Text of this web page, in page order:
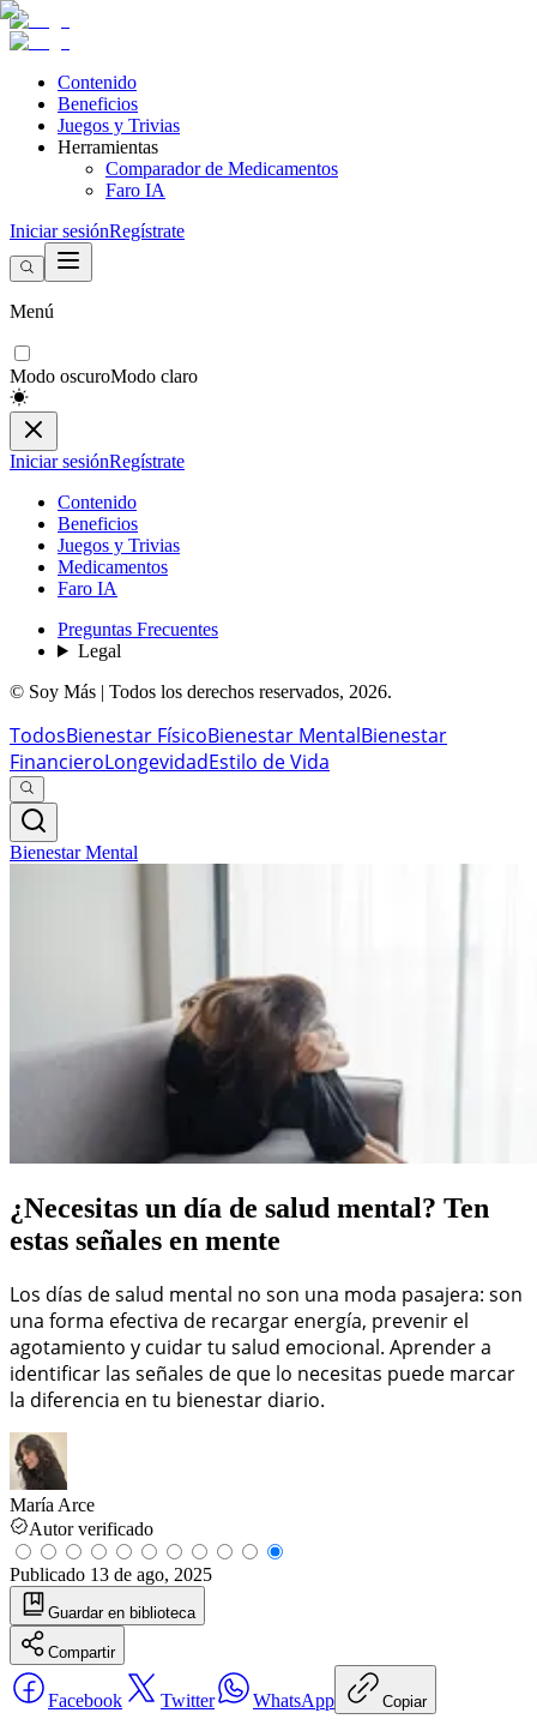
Contenido
Beneficios
Juegos y Trivias
Herramientas
Comparador de Medicamentos
Faro IA
Iniciar sesiónRegístrate
Menú
Modo oscuroModo claro
Iniciar sesiónRegístrate
Contenido
Beneficios
Juegos y Trivias
Medicamentos
Faro IA
Preguntas Frecuentes
Legal
© Soy Más | Todos los derechos reservados, 2026.
TodosBienestar FísicoBienestar MentalBienestar
FinancieroLongevidadEstilo de Vida
Bienestar Mental
¿Necesitas un día de salud mental? Ten
estas señales en mente
Los días de salud mental no son una moda pasajera: son
una forma efectiva de recargar energía, prevenir el
agotamiento y cuidar tu salud emocional. Aprender a
identificar las señales de que lo necesitas puede marcar
la diferencia en tu bienestar diario.
María Arce
Autor verificado
Publicado 13 de ago, 2025
Guardar en biblioteca
Compartir
Facebook Twitter WhatsApp Copiar